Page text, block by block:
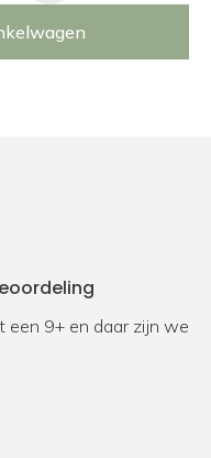
een 9+ en daar zijn we